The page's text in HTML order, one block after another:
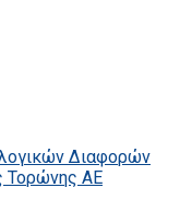
Διαφορών
Τορώνης ΑΕ